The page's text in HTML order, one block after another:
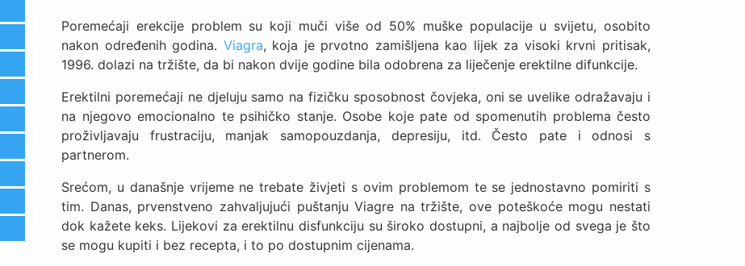
Poremećaji erekcije problem su koji muči više od 50% muške populacije u svijetu, osobito
nakon određenih godina. Viagra, koja je prvotno zamišljena kao lijek za visoki krvni pritisak,
1996. dolazi na tržište, da bi nakon dvije godine bila odobrena za liječenje erektilne difunkcije.
Erektilni poremećaji ne djeluju samo na fizičku sposobnost čovjeka, oni se uvelike odražavaju i
na njegovo emocionalno te psihičko stanje. Osobe koje pate od spomenutih problema često
proživljavaju frustraciju, manjak samopouzdanja, depresiju, itd. Često pate i odnosi s
partnerom.
Srećom, u današnje vrijeme ne trebate živjeti s ovim problemom te se jednostavno pomiriti s
tim. Danas, prvenstveno zahvaljujući puštanju Viagre na tržište, ove poteškoće mogu nestati
dok kažete keks. Lijekovi za erektilnu disfunkciju su široko dostupni, a najbolje od svega je što
se mogu kupiti i bez recepta, i to po dostupnim cijenama.